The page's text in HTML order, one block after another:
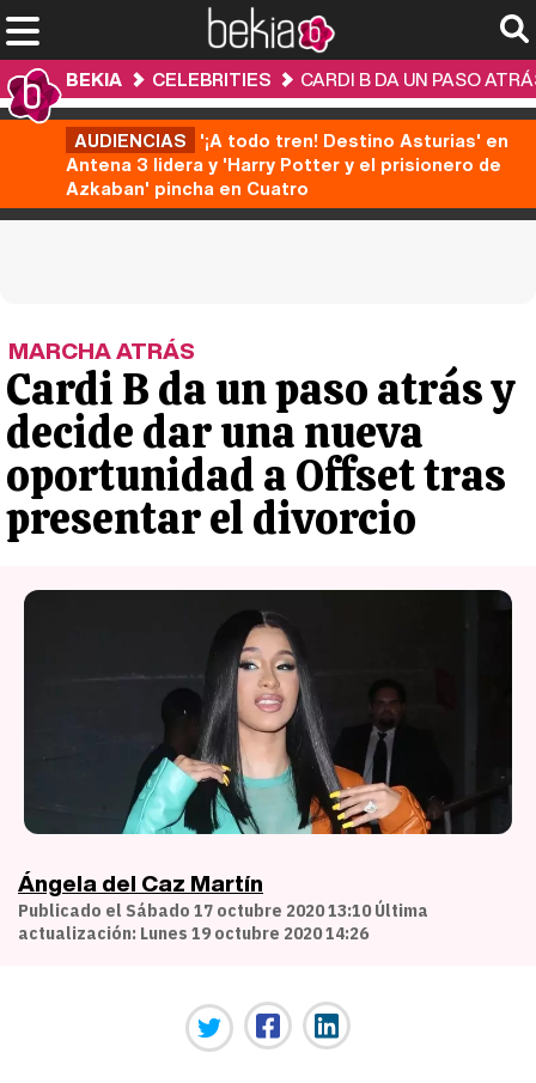
BEKIA CELEBRITIES CARDI B DA UN PASO
AUDIENCIAS '¡A todo tren! Destino Asturias' en
Antena 3 lidera y 'Harry Potter y el prisionero de
Azkaban' pincha en Cuatro
MARCHA ATRÁS
Cardi B da un paso atrás y
decide dar una nueva
oportunidad a Offset tras
presentar el divorcio
Ángela del Caz Martín
Publicado el Sábado 17 octubre 2020 13:10 Última
actualización: Lunes 19 octubre 2020 14:26